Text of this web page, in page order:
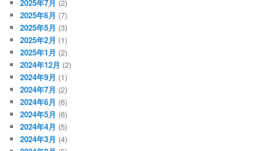
2025年7月 (2)
2025年6月 (7)
2025年5月 (3)
2025年2月 (1)
2025年1月 (2)
2024年12月 (2)
2024年9月 (1)
2024年7月 (2)
2024年6月 (6)
2024年5月 (6)
2024年4月 (5)
2024年3月 (4)